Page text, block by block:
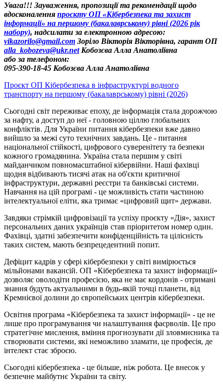
Увага!!! Зауваження, пропозиції та рекомендації щодо
вдосконалення проєкту ОП «Кібербезпека та захист
інформації» на першому (бакалаврському) рівні (2026 рік
набору), надсилати за електронною адресою:
vikazorilo@gmail.com Зоріло Вікторія Вікторівна, гарант ОП
alla_kobozeva@ukr.netКобозєва Алла Анатоліївна
або за телефоном:
095-390-18-45 Кобозєва Алла Анатоліївна
Проєкт ОП Кібербезпека в інфраструктурі водного
транспорту на першому (бакалаврському) рівні (2026)
Сьогодні світ переживає епоху, де інформація стала дорожчою
за нафту, а доступ до неї - головною ціллю глобальних
конфліктів. Для України питання кібербезпеки вже давно
вийшло за межі суто технічних завдань. Це - питання
національної стійкості, цифрового суверенітету та безпеки
кожного громадянина. Україна стала першим у світі
майданчиком повномасштабної кібервійни. Наші фахівці
щодня відбивають тисячі атак на об'єкти критичної
інфраструктури, державні реєстри та банківські системи.
Навчання на цій програмі - це можливість стати частиною
інтелектуальної еліти, яка тримає «цифровий щит» держави.
Завдяки стрімкій цифровізації та успіху проєкту «Дія», захист
персональних даних українців став пріоритетом номер один.
Фахівці, здатні забезпечити конфіденційність та цілісність
таких систем, мають безпрецедентний попит.
Дефіцит кадрів у сфері кібербезпеки у світі вимірюється
мільйонами вакансій. ОП «Кібербезпека та захист інформації»
дозволяє оволодіти професією, яка не має кордонів - отримані
знання будуть актуальними в будь-якій точці планети, від
Кремнієвої долини до європейських центрів кібербезпеки.
Освітня програма «Кібербезпека та захист інформації» - це не
лише про програмування чи налаштування фаєрволів. Це про
стратегічне мислення, вміння прогнозувати дії зловмисника та
створювати системи, які неможливо зламати, це професія, де
інтелект стає зброєю.
Сьогодні кібербезпека - це більше, ніж робота. Це внесок у
безпечне майбутнє України та світу.